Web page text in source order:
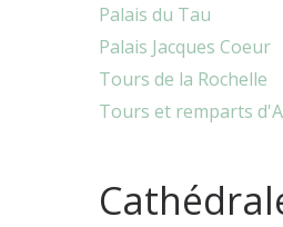
Palais du Tau
Palais Jacques Coeur
Tours de la Rochelle
Tours et remparts